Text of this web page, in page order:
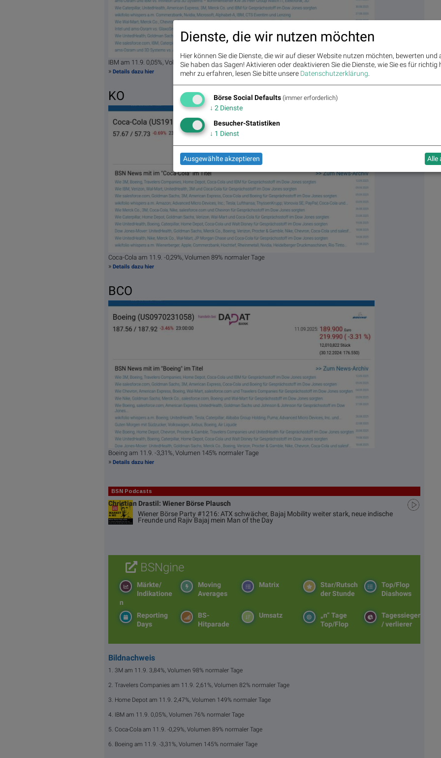
IBM am 11.9. 0,05%, Volumen 76% normaler Tage
» Details dazu hier
KO
Coca-Cola am 11.9. -0,29%, Volumen 89% normaler Tage
» Details dazu hier
BCO
Boeing am 11.9. -3,31%, Volumen 145% normaler Tage
» Details dazu hier
BSN Podcasts
Christian Drastil: Wiener Börse Plausch
Wiener Börse Party #1216: ATX schwächer, Bajaj Mobility weiter stark, neue indische
Freunde und Rajiv Bajaj mein Man of the Day
BSNgine
Top/Flop
Diashows
Star/Rutsch
der Stunde
Matrix
Moving
Averages
Märkte/
Indikatione
n
Tagessieger
/ verlierer
„n“ Tage
Top/Flop
Umsatz
BS-
Hitparade
Reporting
Days
Bildnachweis
1. 3M am 11.9. 3,84%, Volumen 98% normaler Tage
2. Travelers Companies am 11.9. 2,61%, Volumen 82% normaler Tage
3. Home Depot am 11.9. 2,47%, Volumen 149% normaler Tage
4. IBM am 11.9. 0,05%, Volumen 76% normaler Tage
5. Coca-Cola am 11.9. -0,29%, Volumen 89% normaler Tage
6. Boeing am 11.9. -3,31%, Volumen 145% normaler Tage
Dienste, die wir nutzen möchten
Hier können Sie die Dienste, die wir auf dieser Website nutzen möchten, bewerten und
Sie haben das Sagen! Aktivieren oder deaktivieren Sie die Dienste, wie Sie es für richtig
mehr zu erfahren, lesen Sie bitte unsere Datenschutzerklärung
Börse Social Defaults (immer erforderlich)
↓ 2 Dienste
Besucher-Statistiken
↓ 1 Dienst
Ausgewählte akzeptieren Alle